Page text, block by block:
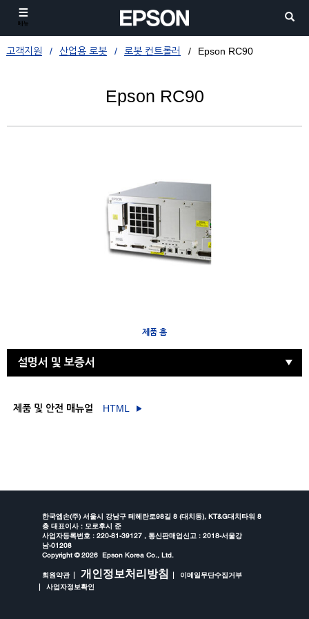
메뉴
고객지원 산업용 로봇 로봇 컨트롤러 Epson RC90
Epson RC90
제품 홈
설명서 및 보증서
제품 및 안전 매뉴얼 HTML
한국엡손(주) 서울시 강남구 테헤란로98길 8 (대치동), KT&G대치타워 8
층 대표이사 : 모로후시 준
사업자등록번호 : 220-81-39127 , 통신판매업신고 : 2018-서울강
남-01208
Copyright ©2026 Epson Korea Co., Ltd.
회원약관 개인정보처리방침
이메일무단수집거부
사업자정보확인